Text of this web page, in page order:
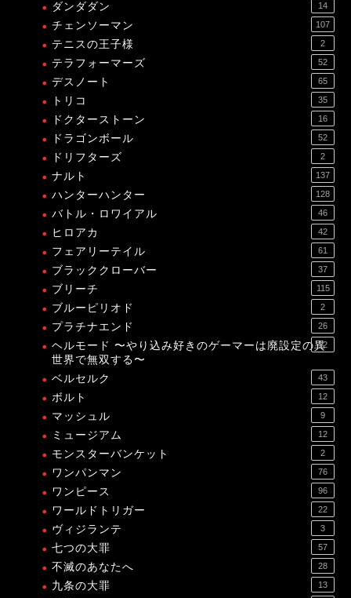
ダンダダン 14
チェンソーマン 107
テニスの王子様 2
テラフォーマーズ 52
デスノート 65
トリコ 35
ドクターストーン 16
ドラゴンボール 52
ドリフターズ 2
ナルト 137
ハンターハンター 128
バトル・ロワイアル 46
ヒロアカ 42
フェアリーテイル 61
ブラッククローバー 37
ブリーチ 115
ブルーピリオド 2
プラチナエンド 26
ヘルモード 〜やり込み好きのゲーマーは廃設定の異
世界で無双する〜
12
ベルセルク 43
ボルト 12
マッシュル 9
ミュージアム 12
モンスターバンケット 2
ワンパンマン 76
ワンピース 96
ワールドトリガー 22
ヴィジランテ 3
七つの大罪 57
不滅のあなたへ 28
九条の大罪 13